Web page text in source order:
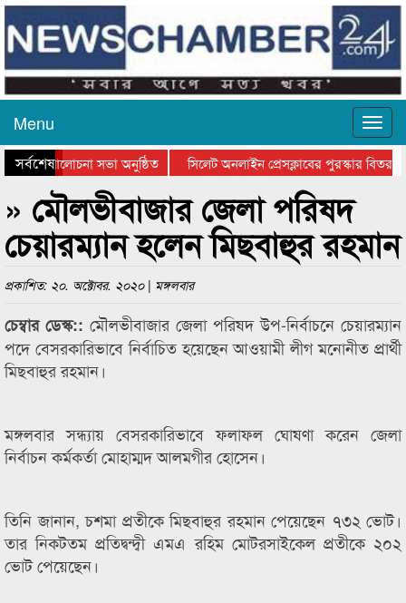
Menu
সর্বশেষআলোচনা সভা অনুষ্ঠিত
সিলেট অনলাইন প্রেসক্লাবের পুরস্কার
সভা ও সম্মাননা প্রদান
কানাইঘাটের কিশোর আহাদের খুনি সায়েমের
» মৌলভীবাজার জেলা পরিষদ
চেয়ারম্যান হলেন মিছবাহুর রহমান
প্রকাশিত: ২০. অক্টোবর. ২০২০ | মঙ্গলবার
চেম্বার ডেস্ক:: মৌলভীবাজার জেলা পরিষদ উপ-নির্বাচনে চেয়ারম্যান
পদে বেসরকারিভাবে নির্বাচিত হয়েছেন আওয়ামী লীগ মনোনীত প্রার্থী
মিছবাহুর রহমান।
মঙ্গলবার সন্ধ্যায় বেসরকারিভাবে ফলাফল ঘোষণা করেন জেলা
নির্বাচন কর্মকর্তা মোহাম্মদ আলমগীর হোসেন।
তিনি জানান, চশমা প্রতীকে মিছবাহুর রহমান পেয়েছেন ৭৩২ ভোট।
তার নিকটতম প্রতিদ্বন্দ্বী এমএ রহিম মোটরসাইকেল প্রতীকে ২০২
ভোট পেয়েছেন।